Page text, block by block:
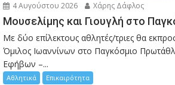
4 Αυγούστου 2026 Χάρης Δάφλος
Μουσελίμης και Γιουγλή στο
Mε δύο επίλεκτους αθλητές/τριες θα
Όμιλος Ιωαννίνων στο Παγκόσμιο
Εφήβων –...
Αθλητικά Επικαιρότητα